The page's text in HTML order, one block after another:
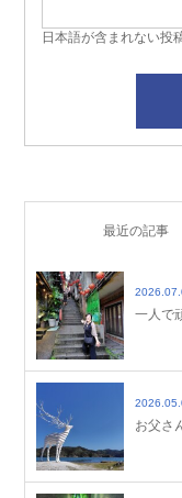
日本語が含まれない投
最近の記事
一人で
お父さ